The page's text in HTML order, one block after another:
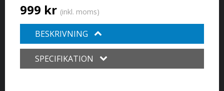
999 kr (inkl. moms)
BESKRIVNING
SPECIFIKATION